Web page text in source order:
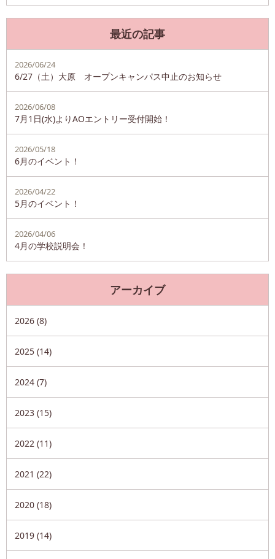
最近の記事
2026/06/24
6/27（土）大原 オープンキャンパス中止のお知らせ
2026/06/08
7月1日(水)よりAOエントリー受付開始！
2026/05/18
6月のイベント！
2026/04/22
5月のイベント！
2026/04/06
4月の学校説明会！
アーカイブ
2026 (8)
2025 (14)
2024 (7)
2023 (15)
2022 (11)
2021 (22)
2020 (18)
2019 (14)